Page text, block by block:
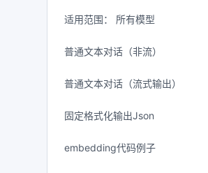
适用范围： 所有模型
普通文本对话（非流）
普通文本对话（流式输出）
固定格式化输出Json
embedding代码例子